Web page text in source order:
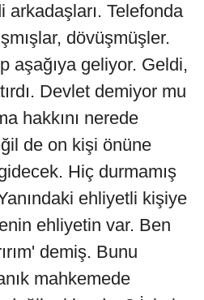
arkadaşları. Telefonda
dövüşmüşler.
aşağıya geliyor. Geldi,
Devlet demiyor mu
hakkını nerede
de on kişi önüne
Hiç durmamış
ehliyetli kişiye
ehliyetin var. Ben
demiş. Bunu
mahkemede